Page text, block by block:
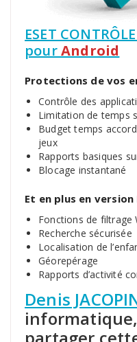
ESET
pourAndroid
Protections de vos
Contrôle des
Limitation de temps
Budget temps
jeux
Rapports basiques
Blocage instantané
Et en plus en version
Fonctions de filtrage
Recherche sécurisée
Localisation de
Géorepérage
Rapports d’activité
Denis
partager